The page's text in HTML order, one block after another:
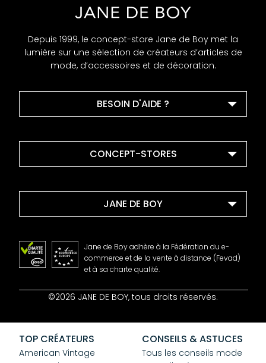
Depuis 1999, le concept-store Jane de Boy met la
lumière sur une sélection de créateurs d’articles de
mode, d’accessoires et de décoration.
BESOIN D'AIDE ?
CONCEPT-STORES
JANE DE BOY
Contact
CGV
Confidentialité
Cookies
Jane de Boy adhère à la Fédération du e-
commerce et de la vente à distance (Fevad)
et à sa charte qualité.
©2026 JANE DE BOY, tous droits réservés.
TOP CRÉATEURS
American Vintage
CONSEILS & ASTUCES
Tous les conseils mode